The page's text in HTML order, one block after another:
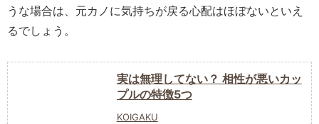
うな場合は、元カノに気持ちが戻る心配はほぼないといえ
るでしょう。
実は無理してない？ 相性が悪いカッ
プルの特徴5つ
KOIGAKU